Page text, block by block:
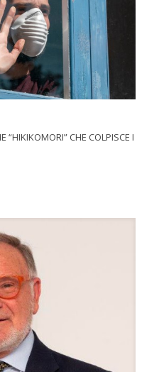
“HIKIKOMORI” CHE COLPISCE I